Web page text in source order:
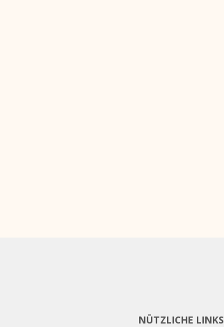
NÜTZLICHE LINKS